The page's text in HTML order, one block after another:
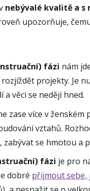
nebývalé kvalitě a
upozorňuje,
fázi nám
projekty. Je
věci se nedějí hned.
zase více v
vztahů.
zabývat se hmotou a
fázi je pro
dobré přijmout sebe,